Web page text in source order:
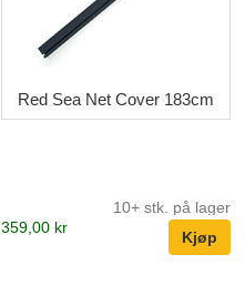
Red Sea Net Cover 183cm
10+ stk. på lager
359,00 kr